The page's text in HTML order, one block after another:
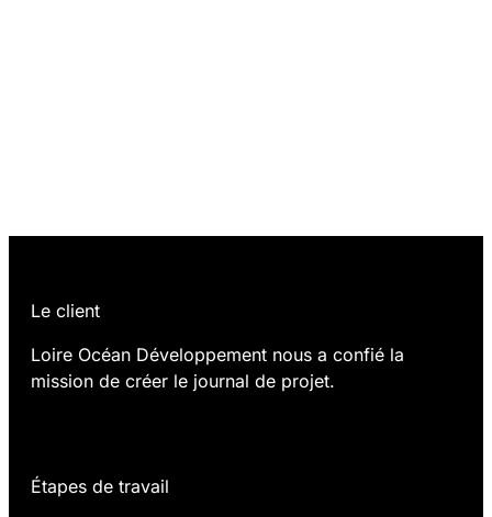
Le client
Loire Océan Développement nous a confié la
mission de créer le journal de projet.
Étapes de travail